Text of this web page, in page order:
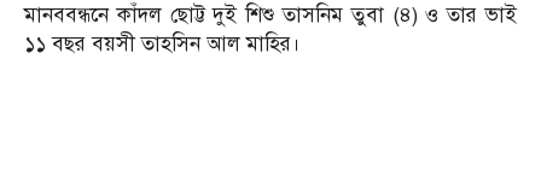
মানববন্ধনে কাঁদল ছোট্ট দুই শিশু তাসনিম তুবা (৪) ও তার ভাই
১১ বছর বয়সী তাহসিন আল মাহির।